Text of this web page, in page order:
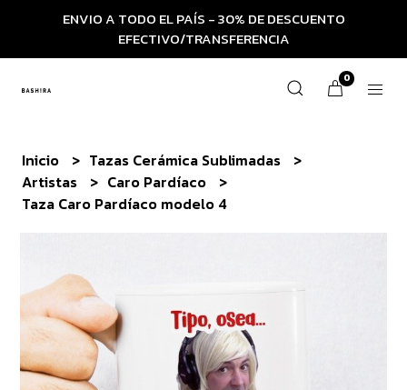
ENVIO A TODO EL PAÍS - 30% DE DESCUENTO
EFECTIVO/TRANSFERENCIA
0
Inicio
Tazas Cerámica Sublimadas
Artistas
Caro Pardíaco
Taza Caro Pardíaco modelo 4